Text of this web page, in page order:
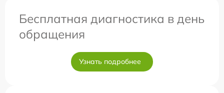
Бесплатная диагностика в день
обращения
Узнать подробнее